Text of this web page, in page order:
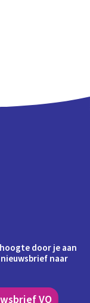
door je aan
naar
VO